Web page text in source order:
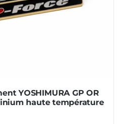
YOSHIMURA GP OR
haute température